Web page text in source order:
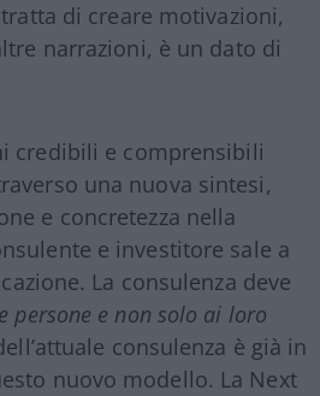
di creare motivazioni,
narrazioni, è un dato di
credibili e comprensibili
una nuova sintesi,
e concretezza nella
e investitore sale a
La consulenza deve
persone e non solo ai loro
consulenza è già in
nuovo modello. La Next